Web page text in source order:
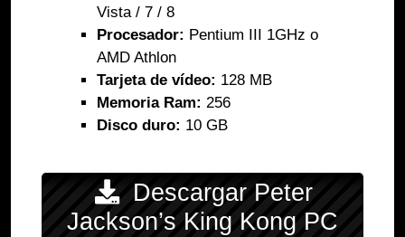
Vista / 7 / 8
Procesador: Pentium III 1GHz o
AMD Athlon
Tarjeta de vídeo: 128 MB
Memoria Ram: 256
Disco duro: 10 GB
Descargar Peter
Jackson’s King Kong PC